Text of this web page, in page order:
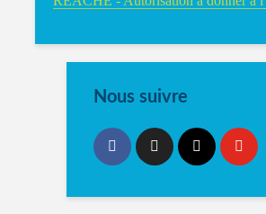
Nous suivre